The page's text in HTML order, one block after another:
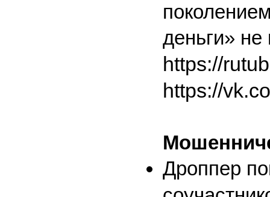
деньги»
https://
https://
Дроппер